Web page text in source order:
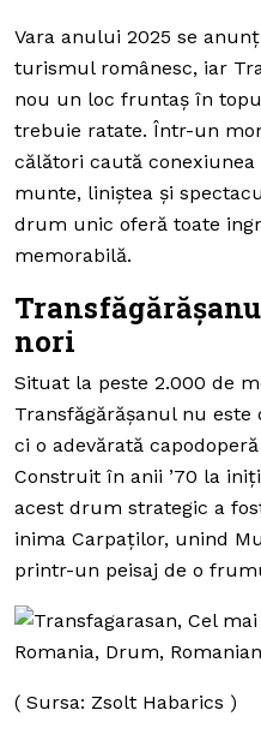
Vara anului 2025 se
turismul românesc, iar
nou un loc fruntaș în
trebuie ratate. Într-un
călători caută
munte, liniștea și
drum unic oferă toate
memorabilă.
nori
Situat la peste 2.000 de
Transfăgărășanul nu este
ci o adevărată
Construit în anii ’70 la
acest drum strategic a
inima Carpaților, unind
printr-un peisaj de o
( Sursa: Zsolt Habarics )